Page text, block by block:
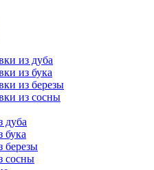
из дуба
из бука
из березы
из сосны
дуба
бука
березы
сосны